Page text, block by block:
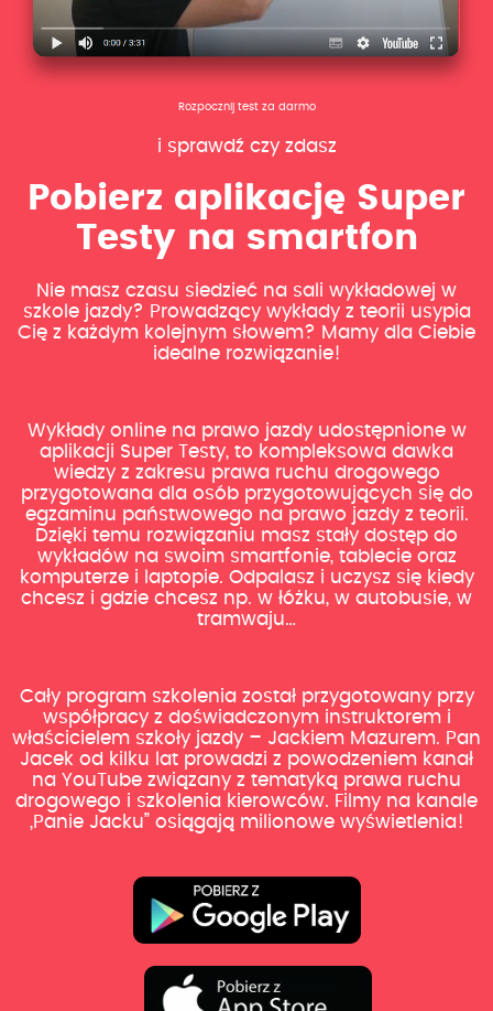
Rozpocznij test za darmo
i sprawdź czy zdasz
Pobierz aplikację Super
Testy na smartfon
Nie masz czasu siedzieć na sali wykładowej w
szkole jazdy? Prowadzący wykłady z teorii usypia
Cię z każdym kolejnym słowem? Mamy dla Ciebie
idealne rozwiązanie!
Wykłady online na prawo jazdy udostępnione w
aplikacji Super Testy, to kompleksowa dawka
wiedzy z zakresu prawa ruchu drogowego
przygotowana dla osób przygotowujących się do
egzaminu państwowego na prawo jazdy z teorii.
Dzięki temu rozwiązaniu masz stały dostęp do
wykładów na swoim smartfonie, tablecie oraz
komputerze i laptopie. Odpalasz i uczysz się kiedy
chcesz i gdzie chcesz np. w łóżku, w autobusie, w
tramwaju…
Cały program szkolenia został przygotowany przy
współpracy z doświadczonym instruktorem i
właścicielem szkoły jazdy – Jackiem Mazurem. Pan
Jacek od kilku lat prowadzi z powodzeniem kanał
na YouTube związany z tematyką prawa ruchu
drogowego i szkolenia kierowców. Filmy na kanale
„Panie Jacku” osiągają milionowe wyświetlenia!